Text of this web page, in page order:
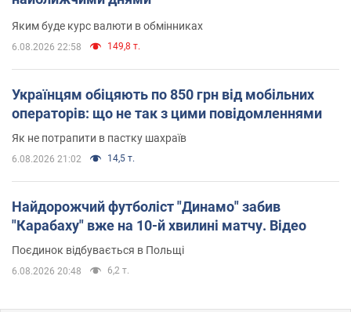
Яким буде курс валюти в обмінниках
6.08.2026 22:58 149,8 т.
Українцям обіцяють по 850 грн від мобільних
операторів: що не так з цими повідомленнями
Як не потрапити в пастку шахраїв
6.08.2026 21:02 14,5 т.
Найдорожчий футболіст "Динамо" забив
"Карабаху" вже на 10-й хвилині матчу. Відео
Поєдинок відбувається в Польщі
6.08.2026 20:48 6,2 т.